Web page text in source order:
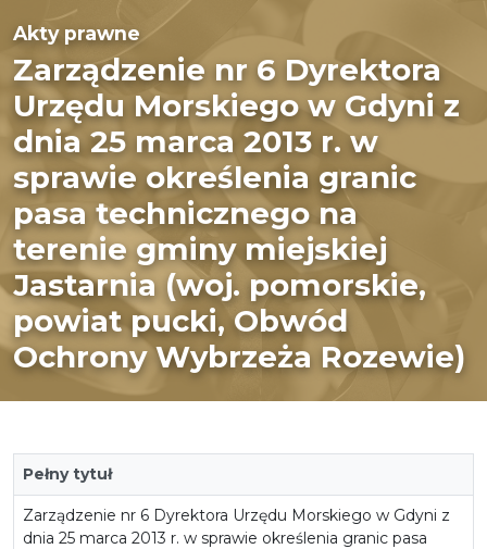
Akty prawne
Zarządzenie nr 6 Dyrektora
Urzędu Morskiego w Gdyni z
dnia 25 marca 2013 r. w
sprawie określenia granic
pasa technicznego na
terenie gminy miejskiej
Jastarnia (woj. pomorskie,
powiat pucki, Obwód
Ochrony Wybrzeża Rozewie)
Pełny tytuł
Zarządzenie nr 6 Dyrektora Urzędu Morskiego w Gdyni z
dnia 25 marca 2013 r. w sprawie określenia granic pasa